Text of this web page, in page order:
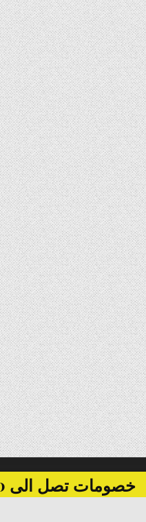
خصومات تصل الى 40 %... قد توجد اخطاء ..اتصل بالمبيعات